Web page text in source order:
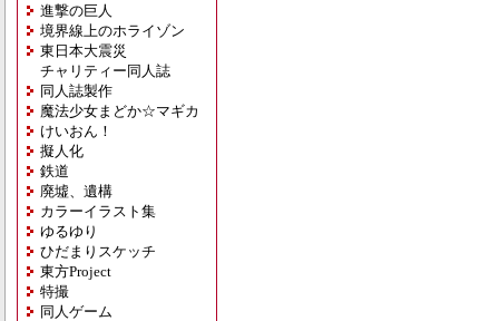
進撃の巨人
境界線上のホライゾン
東日本大震災
チャリティー同人誌
同人誌製作
魔法少女まどか☆マギカ
けいおん！
擬人化
鉄道
廃墟、遺構
カラーイラスト集
ゆるゆり
ひだまりスケッチ
東方Project
特撮
同人ゲーム